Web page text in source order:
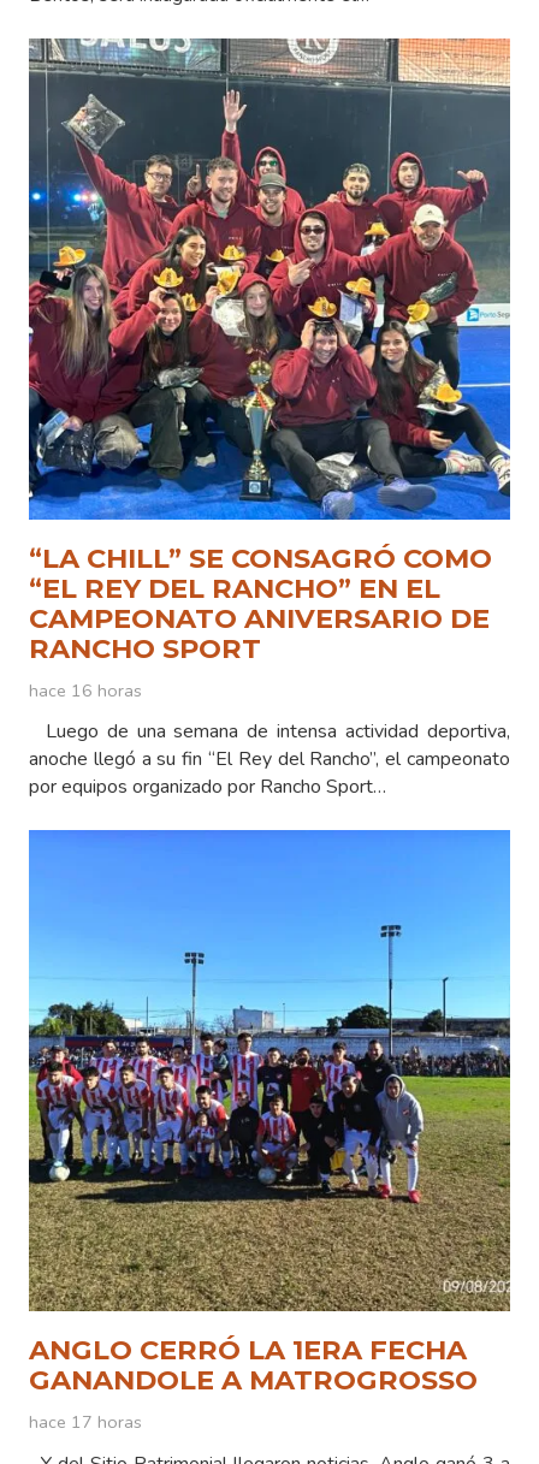
“LA CHILL” SE CONSAGRÓ COMO
“EL REY DEL RANCHO” EN EL
CAMPEONATO ANIVERSARIO DE
RANCHO SPORT
hace 16 horas
Luego de una semana de intensa actividad deportiva,
anoche llegó a su fin “El Rey del Rancho”, el campeonato
por equipos organizado por Rancho Sport…
ANGLO CERRÓ LA 1ERA FECHA
GANANDOLE A MATROGROSSO
hace 17 horas